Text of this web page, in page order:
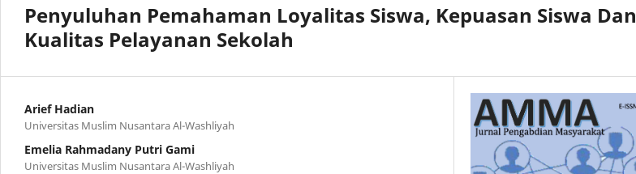
Penyuluhan Pemahaman Loyalitas Siswa, Kepuasan Siswa Dan
Kualitas Pelayanan Sekolah
Arief Hadian
Universitas Muslim Nusantara Al-Washliyah
Emelia Rahmadany Putri Gami
Universitas Muslim Nusantara Al-Washliyah